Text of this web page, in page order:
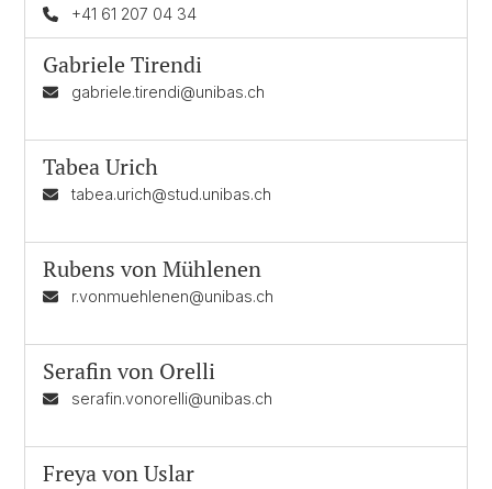
+41 61 207 04 34
Gabriele Tirendi
gabriele.tirendi@unibas.ch
Tabea Urich
tabea.urich@stud.unibas.ch
Rubens von Mühlenen
r.vonmuehlenen@unibas.ch
Serafin von Orelli
serafin.vonorelli@unibas.ch
Freya von Uslar